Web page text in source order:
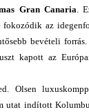
Gran Canaria.
az
bevételi
kapott az
Olsen
utat indított